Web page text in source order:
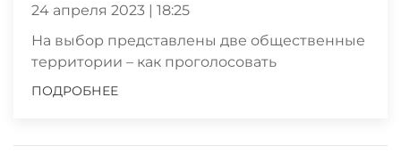
24 апреля 2023 | 18:25
На выбор представлены две общественные
территории – как проголосовать
ПОДРОБНЕЕ